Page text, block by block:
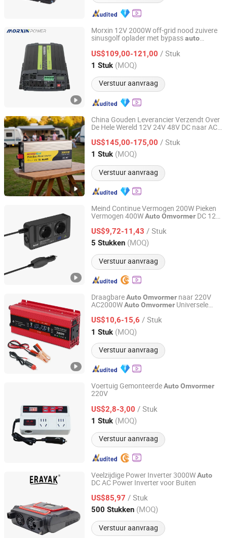
Morxin 12V 2000W off-grid nood zuivere
sinusgolf oplader met bypassauto
US$109,00-121,00 / Stuk
1 Stuk (MOQ)
Verstuur aanvraag
Changzhou Maoxin New Energy Co., Ltd.
Jiangsu, China Sinds 2025
China Gouden Leverancier Verzendt Over
De Hele Wereld 12V 24V 48V DC naar AC
energie Buiten Gebruik Omvormer
US$145,00-175,00 / Stuk
1 Stuk (MOQ)
Verstuur aanvraag
Wenzhou Rogerele Electronic Technology Co., Ltd.
Zhejiang, China Sinds 2020
Meind Continue Vermogen 200W Pieken
Vermogen 400WAutoOmvormer DC 12V
With4 USB Oplaadpoorten
US$9,72-11,43 / Stuk
5 Stukken (MOQ)
Verstuur aanvraag
Shenzhen Meind Technology Co., Ltd.
Guangdong, China Sinds 2025
DraagbareAutoOmvormer naar 220V
AC2000WAutoOmvormer Universele
US$10,6-15,6 / Stuk
1 Stuk (MOQ)
Verstuur aanvraag
Shanxi C-Trying Machinery Equipment Co., Ltd
Shanxi, China Sinds 2024
Voertuig GemonteerdeAutoOmvormer
220V
US$2,8-3,00 / Stuk
1 Stuk (MOQ)
Verstuur aanvraag
Taiqian County Yueqi Automotive Electrical Co., Ltd
Henan, China Sinds 2025
Veelzijdige Power Inverter 3000WAuto
DC AC Power Inverter voor Buiten
US$85,97 / Stuk
500 Stukken (MOQ)
Verstuur aanvraag
Zhejiang Leiya Electronics Co., Ltd.
Zhejiang, China Sinds 2023